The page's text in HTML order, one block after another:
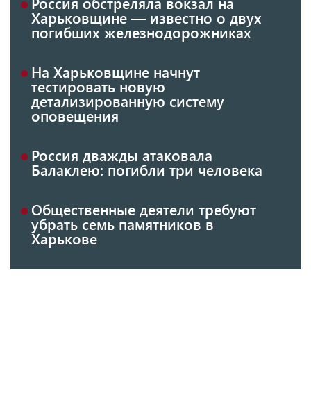
Харьковщине — известно о двух
погибших железнодорожниках
На Харьковщине начнут
тестировать новую
детализированную систему
оповещения
Россия дважды атаковала
Балаклею: погибли три человека
Общественные деятели требуют
убрать семь памятников в
Харькове